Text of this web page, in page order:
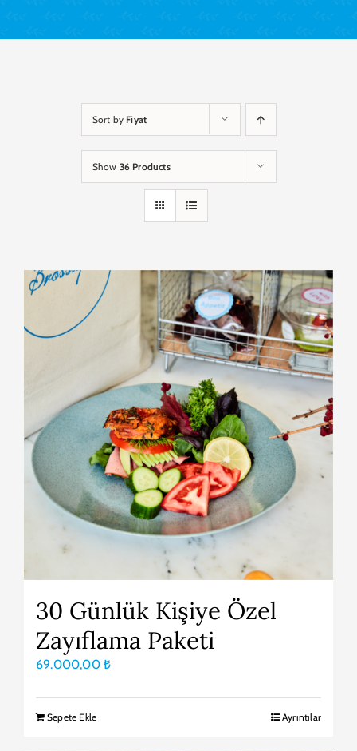
Sort by Fiyat
Show 36 Products
30 Günlük Kişiye Özel
Zayıflama Paketi
69.000,00 ₺
Sepete Ekle Ayrıntılar